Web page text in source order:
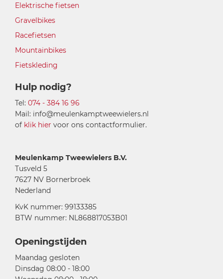
Elektrische fietsen
Gravelbikes
Racefietsen
Mountainbikes
Fietskleding
Hulp nodig?
Tel: 074 - 384 16 96
Mail: info@meulenkamptweewielers.nl
of klik hier voor ons contactformulier.
Meulenkamp Tweewielers B.V.
Tusveld 5
7627 NV Bornerbroek
Nederland
KvK nummer: 99133385
BTW nummer: NL868817053B01
Openingstijden
Maandag gesloten
Dinsdag 08:00 - 18:00